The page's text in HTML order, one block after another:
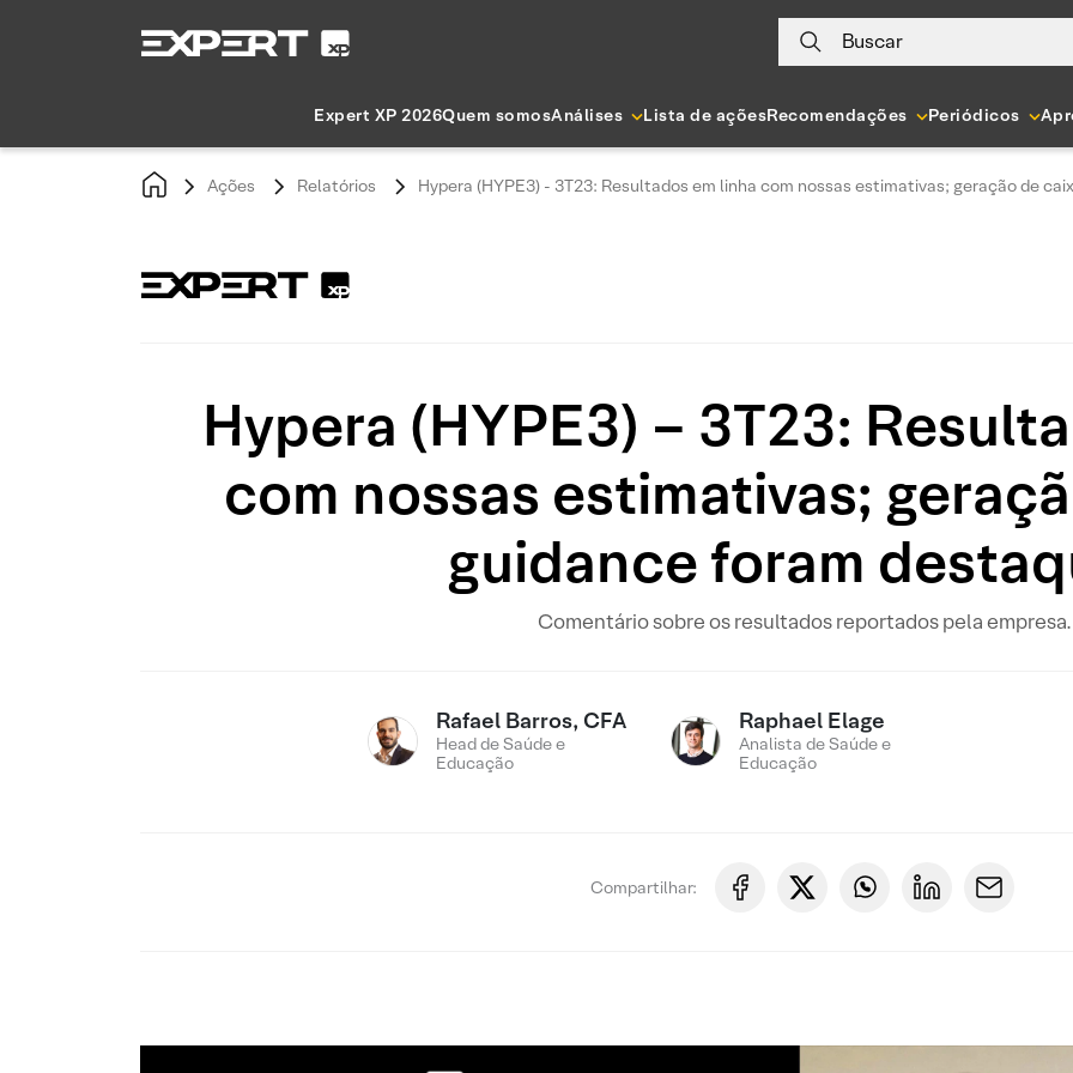
Buscar
Expert XP 2026Quem somosAnálises Lista de açõesRecomendações Periódicos
Ações Relatórios Hypera (HYPE3) - 3T23: Resultados em linha com nossas estimativas; geração de
Hypera (HYPE3) – 3T23:
com nossas estimativas;
guidance foram
Comentário sobre os resultados reportados pela empresa.
Rafael Barros, CFA
Head de Saúde e
Educação
Raphael Elage
Analista de Saúde e
Educação
Compartilhar: